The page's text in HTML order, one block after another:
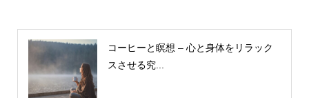
コーヒーと瞑想 – 心と身体をリラック
スさせる究...